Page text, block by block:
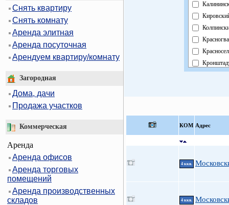
Снять квартиру
Снять комнату
Аренда элитная
Аренда посуточная
Арендуем квартиру/комнату
Загородная
Дома, дачи
Продажа участков
Коммерческая
Аренда
Аренда офисов
Аренда торговых
помещений
Аренда производственных
складов
КOМ Адрес
4 ккв.
4 ккв.